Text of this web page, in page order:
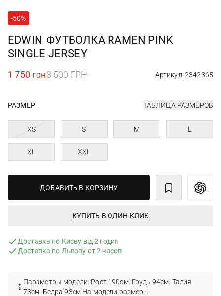
-50%
EDWIN ФУТБОЛКА RAMEN PINK
SINGLE JERSEY
1 750 грн3 500 ГРН Артикул: 2342365
РАЗМЕР ТАБЛИЦА РАЗМЕРОВ
XS S M L
XL XXL
ДОБАВИТЬ В КОРЗИНУ
КУПИТЬ В ОДИН КЛИК
Доставка по Києву від 2 годин
Доставка по Львову от 2 часов
Параметры модели: Рост 190см. Грудь 94см. Талия
73см. Бедра 93см На модели размер: L